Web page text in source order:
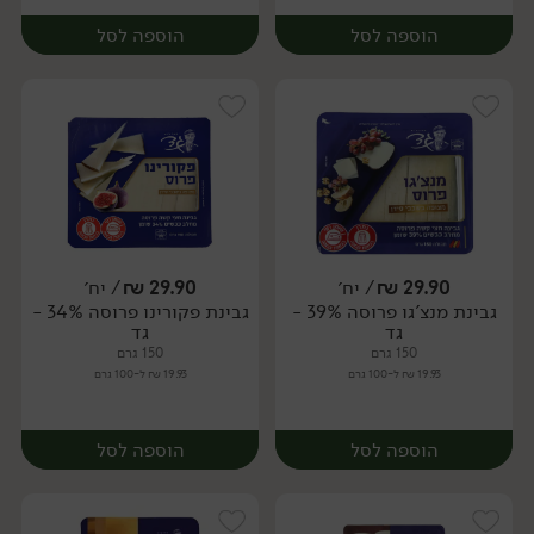
הוספה לסל
יח׳
הוספה לסל
יח׳
29.90
₪/ יח׳
גבינת מנצ'גו פרוסה 39% -
גד
150 גרם
19.93 ₪ ל-100 גרם
הוספה לסל
29.90
₪/ יח׳
גבינת פקורינו פרוסה 34% -
גד
150 גרם
19.93 ₪ ל-100 גרם
הוספה לסל